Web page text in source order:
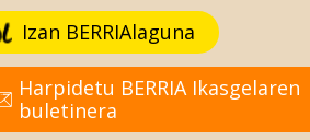
Izan BERRIAlaguna
Harpidetu BERRIA Ikasgelaren
buletinera